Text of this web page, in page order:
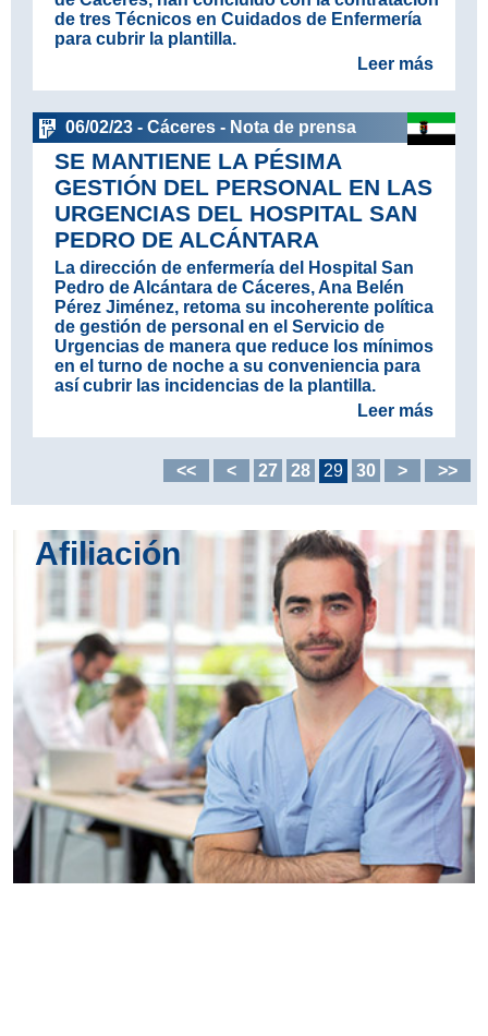
de tres Técnicos en Cuidados de Enfermería
para cubrir la plantilla.
Leer más
06/02/23 - Cáceres - Nota de prensa
SE MANTIENE LA PÉSIMA
GESTIÓN DEL PERSONAL EN LAS
URGENCIAS DEL HOSPITAL SAN
PEDRO DE ALCÁNTARA
La dirección de enfermería del Hospital San
Pedro de Alcántara de Cáceres, Ana Belén
Pérez Jiménez, retoma su incoherente política
de gestión de personal en el Servicio de
Urgencias de manera que reduce los mínimos
en el turno de noche a su conveniencia para
así cubrir las incidencias de la plantilla.
Leer más
<< < 27 28 29 30 > >>
Afiliación